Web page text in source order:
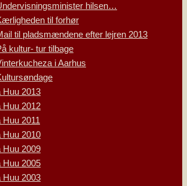
hilsen…
til forhør
til pladsmændene efter lejren 2013
kultur- tur tilbage
i Aarhus
Huu 2013
Huu 2012
2011
Huu 2010
Huu 2009
Huu 2005
Huu 2003